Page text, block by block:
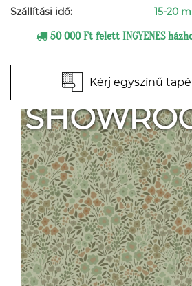
Szállítási idő:
15-20
50 000 Ft felett INGYENES
Kérj egyszínű